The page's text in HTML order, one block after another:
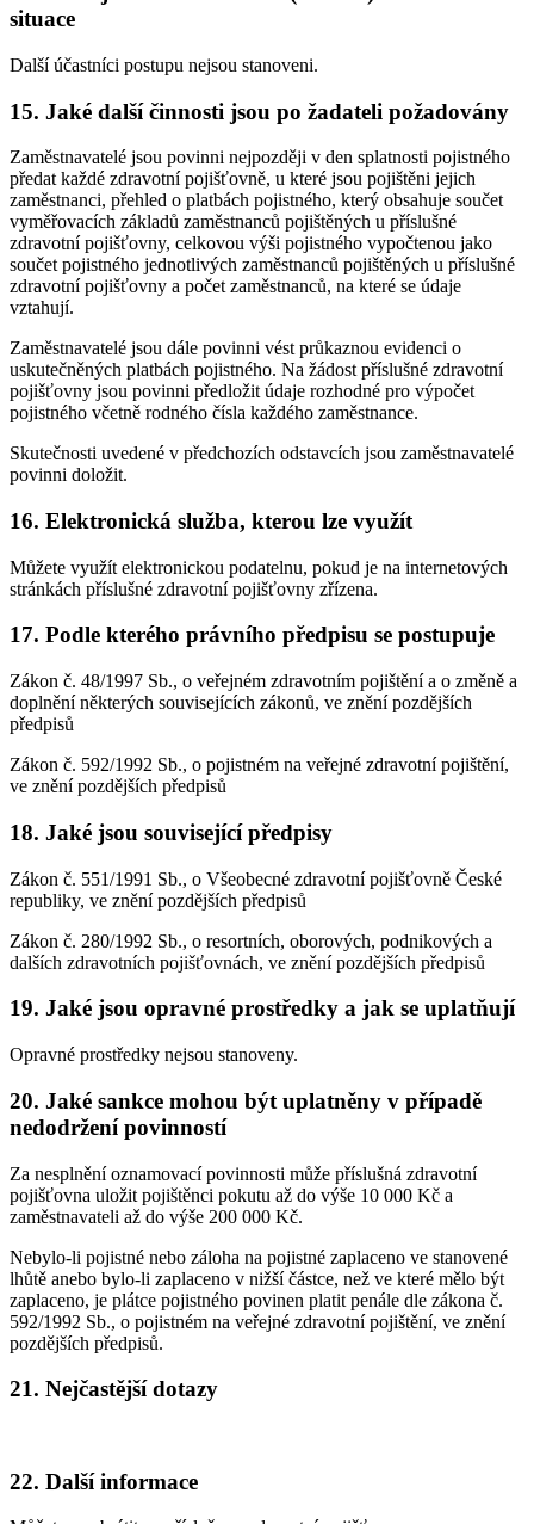
situace
Další účastníci postupu nejsou stanoveni.
15. Jaké další činnosti jsou po žadateli požadovány
Zaměstnavatelé jsou povinni nejpozději v den splatnosti pojistného
předat každé zdravotní pojišťovně, u které jsou pojištěni jejich
zaměstnanci, přehled o platbách pojistného, který obsahuje součet
vyměřovacích základů zaměstnanců pojištěných u příslušné
zdravotní pojišťovny, celkovou výši pojistného vypočtenou jako
součet pojistného jednotlivých zaměstnanců pojištěných u příslušné
zdravotní pojišťovny a počet zaměstnanců, na které se údaje
vztahují.
Zaměstnavatelé jsou dále povinni vést průkaznou evidenci o
uskutečněných platbách pojistného. Na žádost příslušné zdravotní
pojišťovny jsou povinni předložit údaje rozhodné pro výpočet
pojistného včetně rodného čísla každého zaměstnance.
Skutečnosti uvedené v předchozích odstavcích jsou zaměstnavatelé
povinni doložit.
16. Elektronická služba, kterou lze využít
Můžete využít elektronickou podatelnu, pokud je na internetových
stránkách příslušné zdravotní pojišťovny zřízena.
17. Podle kterého právního předpisu se postupuje
Zákon č. 48/1997 Sb., o veřejném zdravotním pojištění a o změně a
doplnění některých souvisejících zákonů, ve znění pozdějších
předpisů
Zákon č. 592/1992 Sb., o pojistném na veřejné zdravotní pojištění,
ve znění pozdějších předpisů
18. Jaké jsou související předpisy
Zákon č. 551/1991 Sb., o Všeobecné zdravotní pojišťovně České
republiky, ve znění pozdějších předpisů
Zákon č. 280/1992 Sb., o resortních, oborových, podnikových a
dalších zdravotních pojišťovnách, ve znění pozdějších předpisů
19. Jaké jsou opravné prostředky a jak se uplatňují
Opravné prostředky nejsou stanoveny.
20. Jaké sankce mohou být uplatněny v případě
nedodržení povinností
Za nesplnění oznamovací povinnosti může příslušná zdravotní
pojišťovna uložit pojištěnci pokutu až do výše 10 000 Kč a
zaměstnavateli až do výše 200 000 Kč.
Nebylo-li pojistné nebo záloha na pojistné zaplaceno ve stanovené
lhůtě anebo bylo-li zaplaceno v nižší částce, než ve které mělo být
zaplaceno, je plátce pojistného povinen platit penále dle zákona č.
592/1992 Sb., o pojistném na veřejné zdravotní pojištění, ve znění
pozdějších předpisů.
21. Nejčastější dotazy
22. Další informace